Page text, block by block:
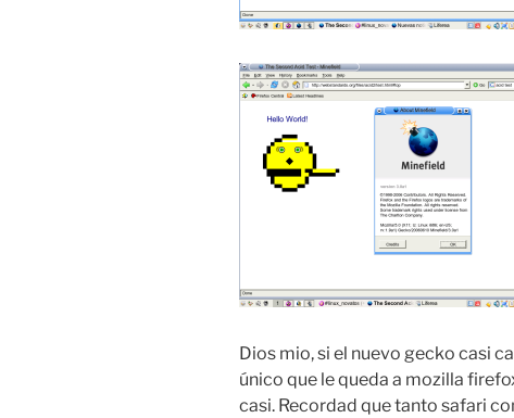
Dios mio, si el nuevo gecko casi
único que le queda a mozilla
casi. Recordad que tanto safari